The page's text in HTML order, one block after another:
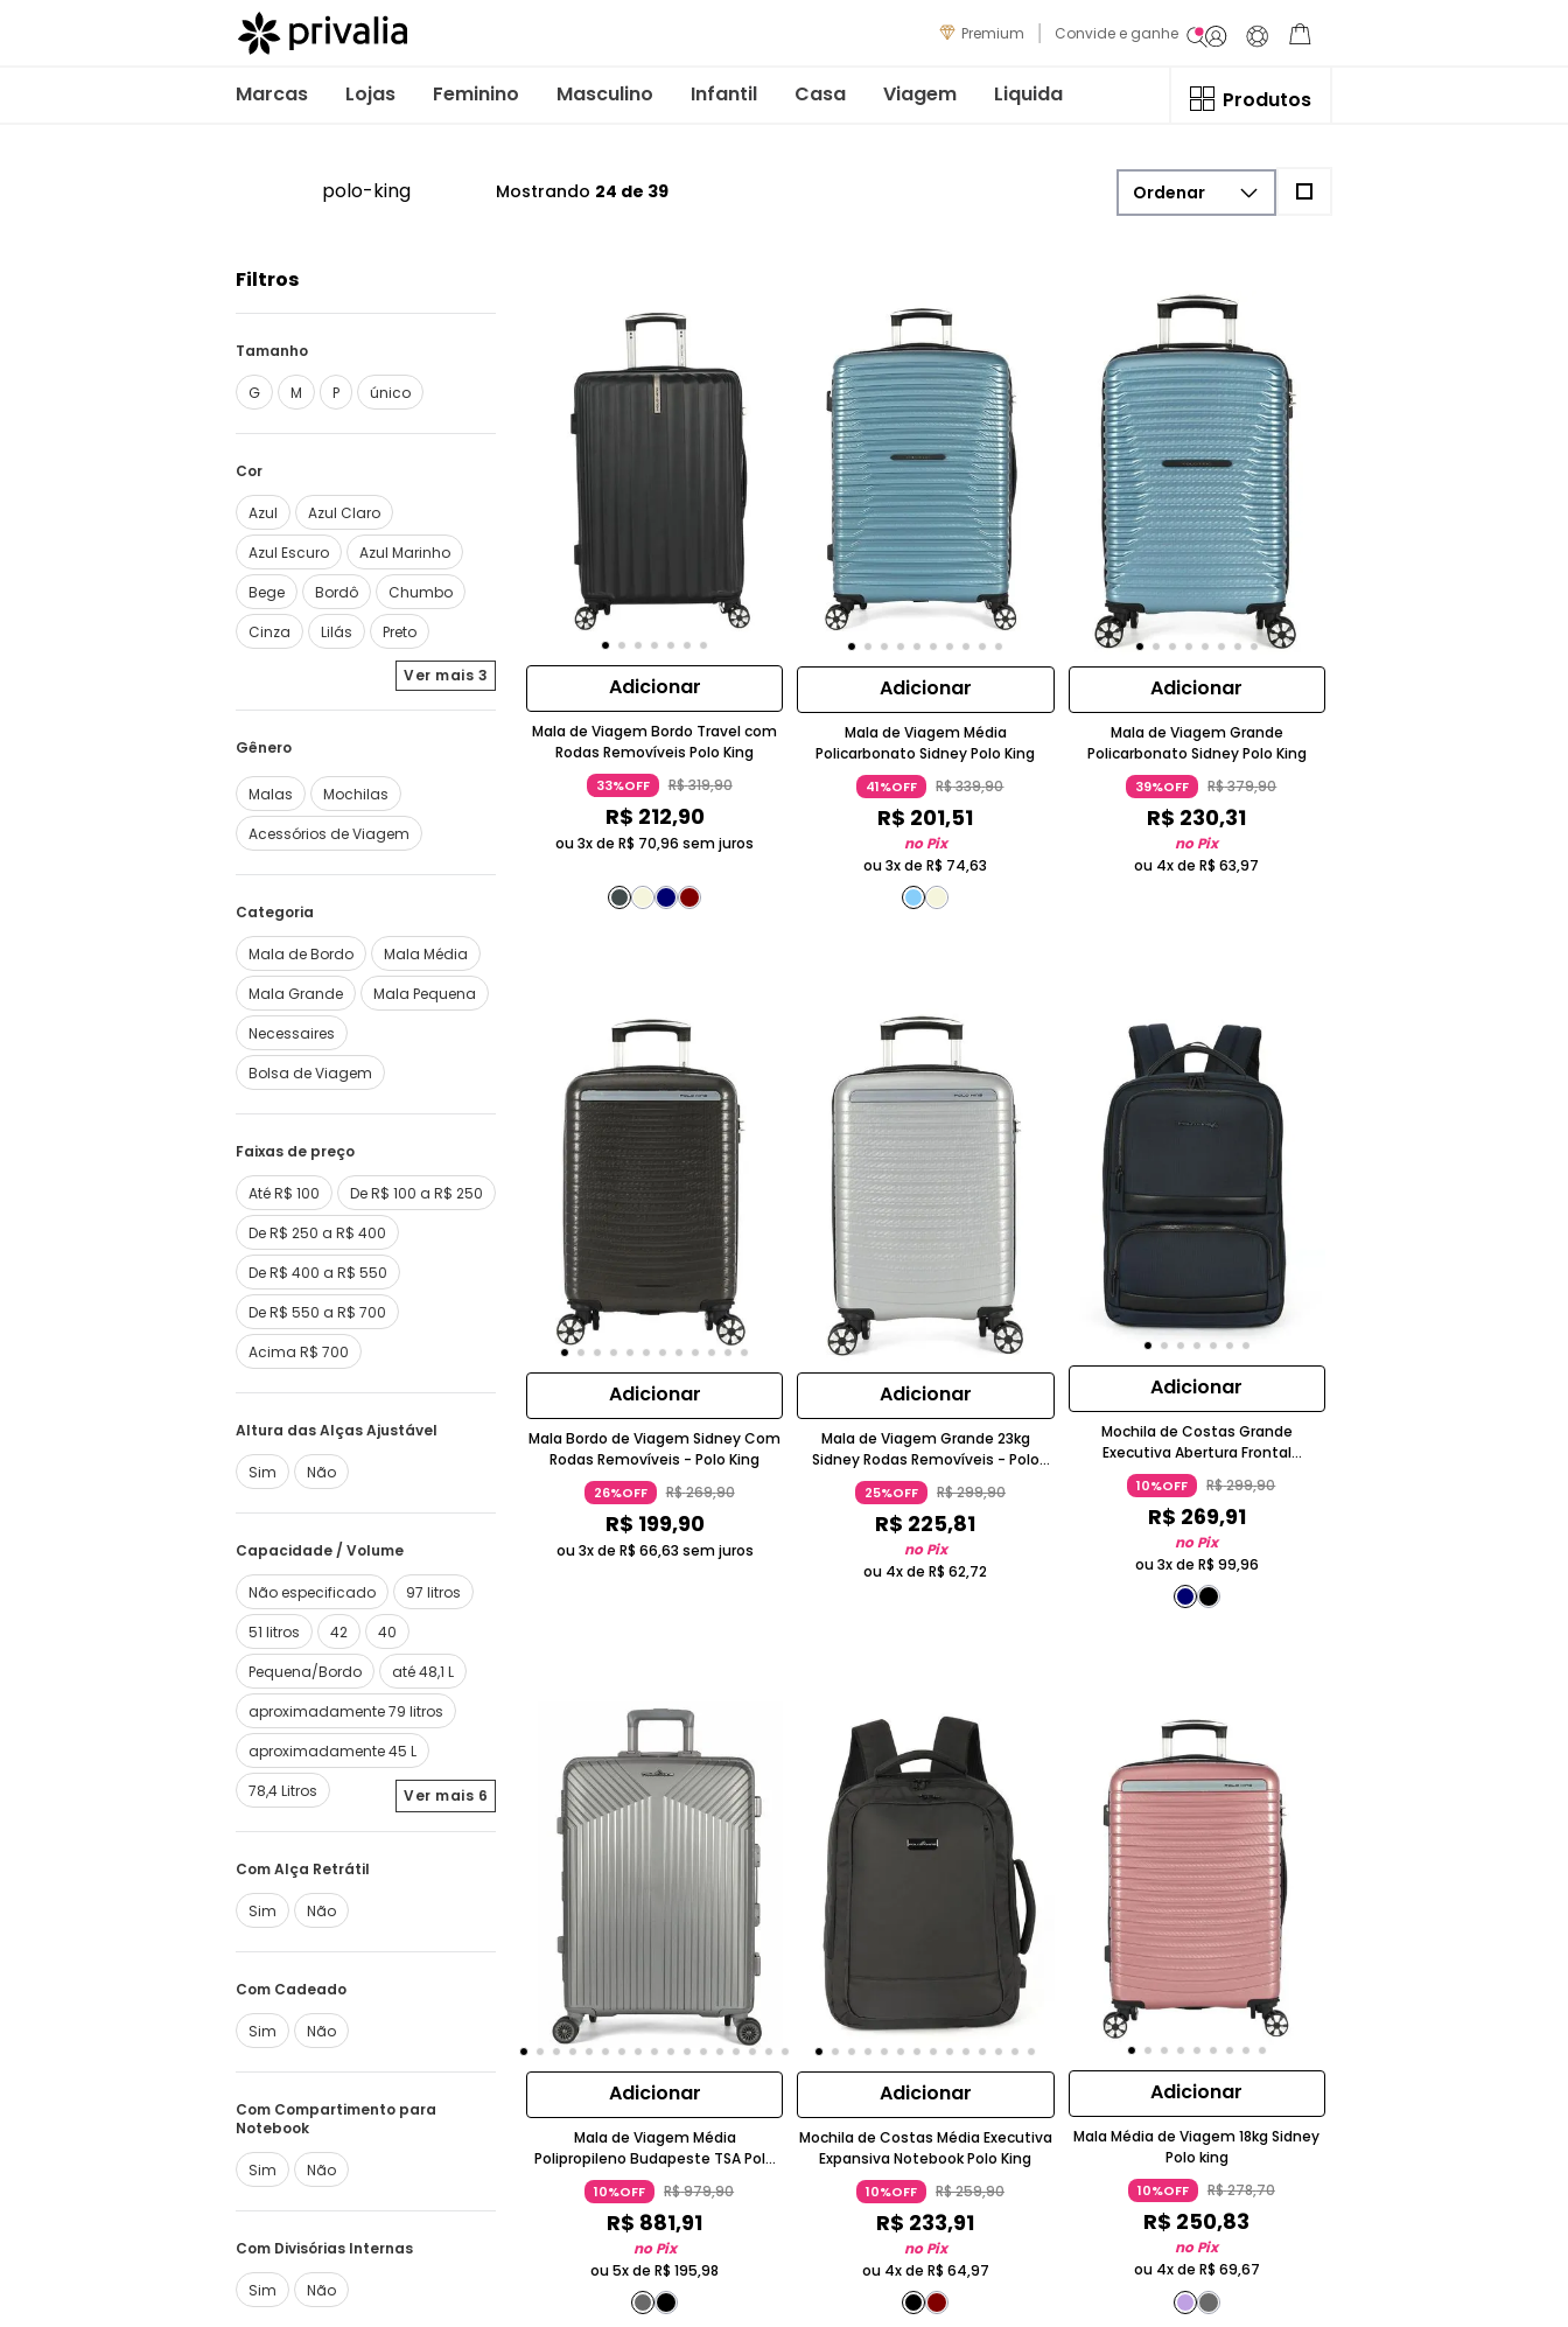
Premium Convide e ganhe
Marcas Lojas Feminino Masculino Infantil Casa Viagem Liquida Produtos
polo-king Mostrando 24 de 39
Filtros
Tamanho
G M P único
Cor
Azul
Azul Claro
Azul Escuro
Azul Marinho
Bege
Bordô
Chumbo
Cinza
Lilás Preto
Ver mais 3
Malas
Mochilas
Acessórios de Viagem
Categoria
Mala de Bordo
Mala Média
Mala Grande
Mala Pequena
Necessaires
Bolsa de Viagem
Faixas de preço
Até R$ 100
De R$ 100 a R$ 250
De R$ 250 a R$ 400
De R$ 400 a R$ 550
De R$ 550 a R$ 700
Acima R$ 700
Altura das Alças Ajustável
Sim Não
Capacidade / Volume
Não especificado
97 litros
51 litros
42
40
Pequena/Bordo
até 48,1 L
aproximadamente 79 litros
aproximadamente 45 L
78,4 Litros
Ver mais 6
Com Alça Retrátil
Sim Não
Com Cadeado
Sim Não
Com Compartimento para
Notebook
Sim Não
Com Divisórias Internas
Sim Não
Adicionar
Mala de Viagem Bordo Travel com
Rodas Removíveis Polo King
33%OFF R$319,90
R$ 212,90
ou 3x deR$ 70,96 sem juros
Adicionar
Mala de Viagem Média
Policarbonato Sidney Polo King
41%OFF R$339,90
R$ 201,51
no Pix
ou 3x deR$ 74,63
Adicionar
Mala de Viagem Grande
Policarbonato Sidney Polo King
39%OFF R$379,90
R$ 230,31
no Pix
ou 4x deR$ 63,97
Adicionar
Mala Bordo de Viagem Sidney Com
Rodas Removíveis - Polo King
26%OFF R$269,90
R$ 199,90
ou 3x de R$ 66,63 sem juros
Adicionar
Mala de Viagem Grande 23kg
Sidney Rodas Removíveis - Polo
king
25%OFF R$299,90
R$ 225,81
no Pix
ou 4x deR$ 62,72
Adicionar
Mochila de Costas Grande
Executiva Abertura Frontal
Notebook Polo King
10%OFF R$299,90
R$ 269,91
no Pix
ou 3x de R$ 99,96
Adicionar
Mala de Viagem Média
Polipropileno Budapeste TSA Polo
King
10%OFF R$979,90
R$ 881,91
no Pix
ou 5x deR$ 195,98
Adicionar
Mochila de Costas Média Executiva
Expansiva Notebook Polo King
10%OFF R$259,90
R$ 233,91
no Pix
ou 4x de R$ 64,97
Adicionar
Mala Média de Viagem 18kg Sidney
Polo king
10%OFF R$278,70
R$ 250,83
no Pix
ou 4x de R$ 69,67